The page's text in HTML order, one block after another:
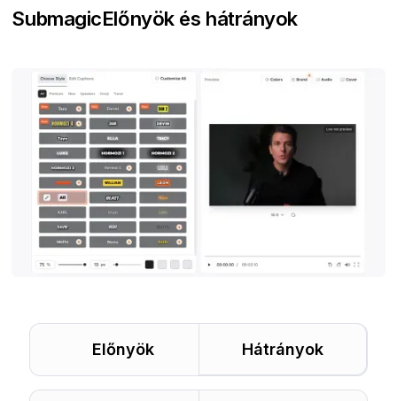
SubmagicElőnyök és hátrányok
Előnyök Hátrányok